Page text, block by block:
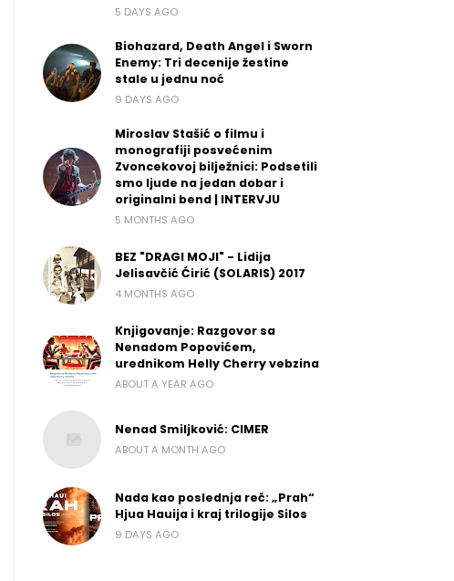
5 DAYS AGO
Biohazard, Death Angel i Sworn
Enemy: Tri decenije žestine
stale u jednu noć
9 DAYS AGO
Miroslav Stašić o filmu i
monografiji posvećenim
Zvoncekovoj bilježnici: Podsetili
smo ljude na jedan dobar i
originalni bend | INTERVJU
5 MONTHS AGO
BEZ "DRAGI MOJI" - Lidija
Jelisavčić Ćirić (SOLARIS) 2017
4 MONTHS AGO
Knjigovanje: Razgovor sa
Nenadom Popovićem,
urednikom Helly Cherry vebzina
ABOUT A YEAR AGO
Nenad Smiljković: CIMER
ABOUT A MONTH AGO
Nada kao poslednja reč: „Prah“
Hjua Hauija i kraj trilogije Silos
9 DAYS AGO